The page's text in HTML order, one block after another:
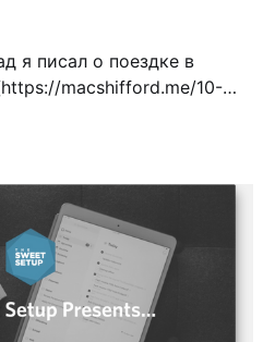
я писал о поездке в
macshifford.me/10-
моменты, когда
софта. Тогда же я
Nexus и